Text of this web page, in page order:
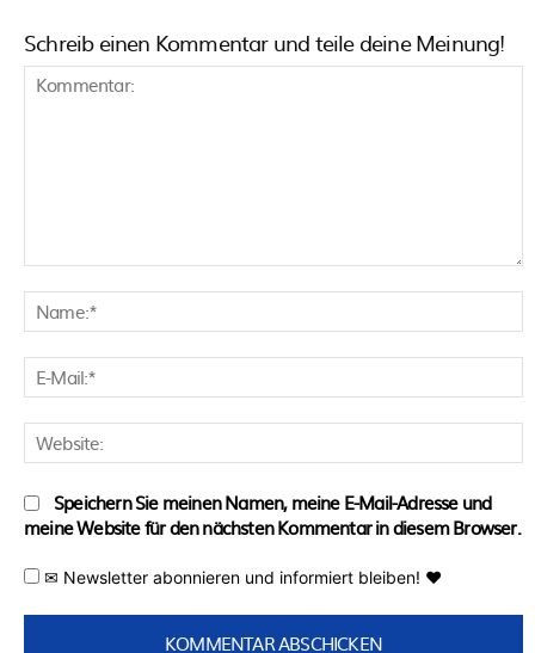
Schreib einen Kommentar und teile deine Meinung!
Speichern Sie meinen Namen, meine E-Mail-Adresse und
meine Website für den nächsten Kommentar in diesem Browser.
✉ Newsletter abonnieren und informiert bleiben! ♥